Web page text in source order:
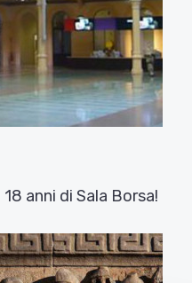
anni di Sala Borsa!